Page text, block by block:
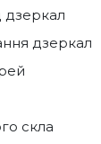
дзеркал
дзеркал
скла